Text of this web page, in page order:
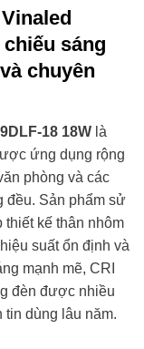
chiếu sáng
chuyên
18 18W là
ứng dụng rộng
phòng và các
đều. Sản phẩm sử
kế thân nhôm
suất ổn định và
mạnh mẽ, CRI
đèn được nhiều
tin dùng lâu năm.